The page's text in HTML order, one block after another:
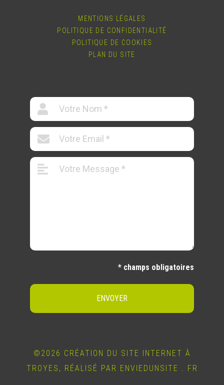
MENTIONS LÉGALES
POLITIQUE DE CONFIDENTIALITÉ
POLITIQUE DE COOKIES
PLAN DU SITE
* champs obligatoires
ENVOYER
©2026 CRÉATION DU SITE INTERNET À
TROYES, RÉALISÉ PAR ENVIEDUNSITE . FR